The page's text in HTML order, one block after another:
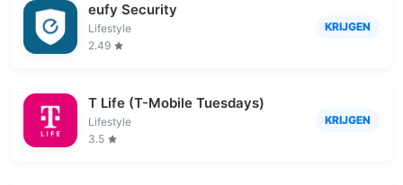
eufy Security
Lifestyle
2.49
KRIJGEN
T Life (T-Mobile Tuesdays)
Lifestyle
3.5
KRIJGEN